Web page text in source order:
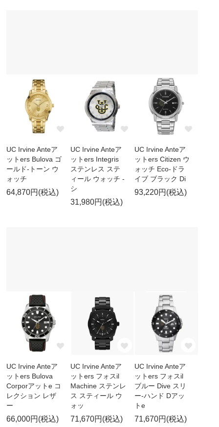
UC Irvine Anteア
ットers Bulova ゴ
ールド-トーン ウ
ォッチ
64,870円(税込)
UC Irvine Anteア
ットers Integris
ステンレス ステ
ィール ウォッチ -
シ
31,980円(税込)
UC Irvine Anteア
ットers Citizen ウ
ォッチ Eco-ドラ
イブ ブラック Di
93,220円(税込)
UC Irvine Anteア
ットers Bulova
Corporアットe コ
レクション レザ
ー
66,000円(税込)
UC Irvine Anteア
ットers フォスil
Machine ステンレ
ス スティール ウ
ォッ
71,670円(税込)
UC Irvine Anteア
ットers フォスil
ブルー Dive スリ
ー-ハンド Dアッ
トe
71,670円(税込)